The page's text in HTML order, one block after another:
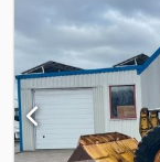
TARTOZÉK
közbenső eladás
Ah Rsk